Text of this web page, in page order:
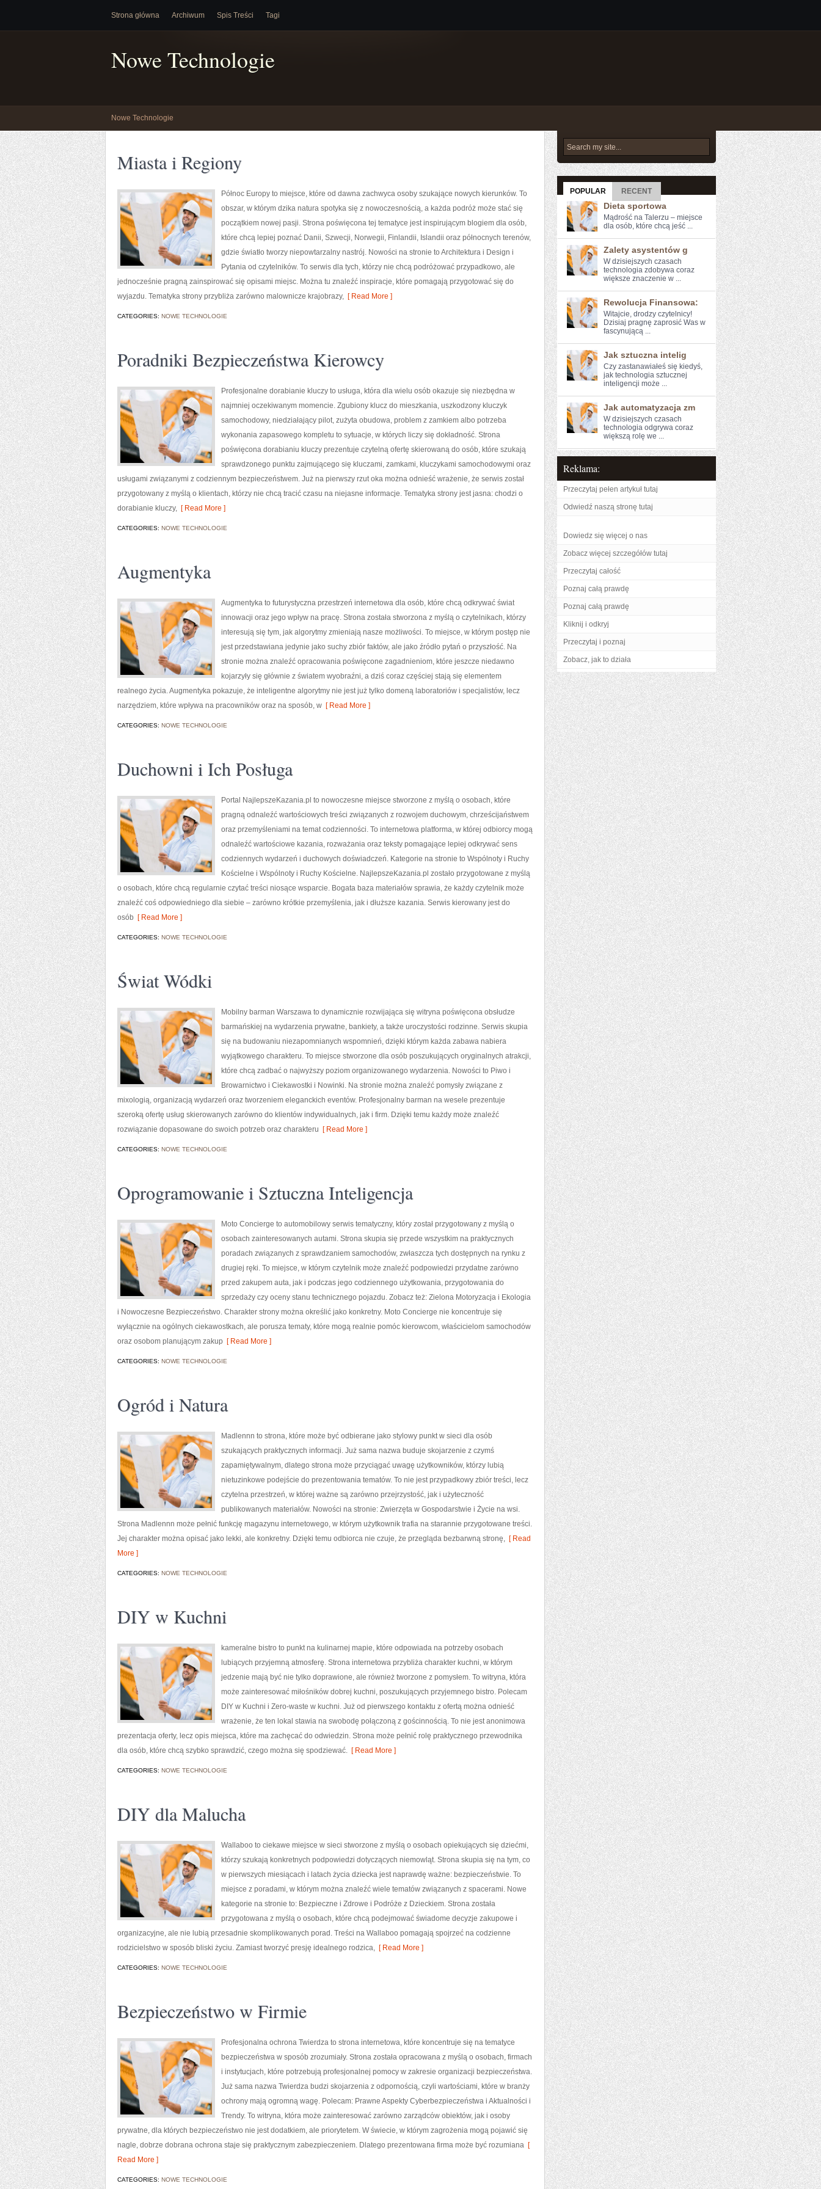
Strona główna Archiwum Spis Treści Tagi
Nowe Technologie
Nowe Technologie
Miasta i Regiony
Północ Europy to miejsce, które od dawna zachwyca osoby szukające nowych kierunków. To
obszar, w którym dzika natura spotyka się z nowoczesnością, a każda podróż może stać się
początkiem nowej pasji. Strona poświęcona tej tematyce jest inspirującym blogiem dla osób,
które chcą lepiej poznać Danii, Szwecji, Norwegii, Finlandii, Islandii oraz północnych terenów,
gdzie światło tworzy niepowtarzalny nastrój. Nowości na stronie to Architektura i Design i
Pytania od czytelników. To serwis dla tych, którzy nie chcą podróżować przypadkowo, ale
jednocześnie pragną zainspirować się opisami miejsc. Można tu znaleźć inspiracje, które pomagają przygotować się do
wyjazdu. Tematyka strony przybliża zarówno malownicze krajobrazy, [ Read More ]
CATEGORIES: NOWE TECHNOLOGIE
Poradniki Bezpieczeństwa Kierowcy
Profesjonalne dorabianie kluczy to usługa, która dla wielu osób okazuje się niezbędna w
najmniej oczekiwanym momencie. Zgubiony klucz do mieszkania, uszkodzony kluczyk
samochodowy, niedziałający pilot, zużyta obudowa, problem z zamkiem albo potrzeba
wykonania zapasowego kompletu to sytuacje, w których liczy się dokładność. Strona
poświęcona dorabianiu kluczy prezentuje czytelną ofertę skierowaną do osób, które szukają
sprawdzonego punktu zajmującego się kluczami, zamkami, kluczykami samochodowymi oraz
usługami związanymi z codziennym bezpieczeństwem. Już na pierwszy rzut oka można odnieść wrażenie, że serwis został
przygotowany z myślą o klientach, którzy nie chcą tracić czasu na niejasne informacje. Tematyka strony jest jasna: chodzi o
dorabianie kluczy, [ Read More ]
CATEGORIES: NOWE TECHNOLOGIE
Augmentyka
Augmentyka to futurystyczna przestrzeń internetowa dla osób, które chcą odkrywać świat
innowacji oraz jego wpływ na pracę. Strona została stworzona z myślą o czytelnikach, którzy
interesują się tym, jak algorytmy zmieniają nasze możliwości. To miejsce, w którym postęp nie
jest przedstawiana jedynie jako suchy zbiór faktów, ale jako źródło pytań o przyszłość. Na
stronie można znaleźć opracowania poświęcone zagadnieniom, które jeszcze niedawno
kojarzyły się głównie z światem wyobraźni, a dziś coraz częściej stają się elementem
realnego życia. Augmentyka pokazuje, że inteligentne algorytmy nie jest już tylko domeną laboratoriów i specjalistów, lecz
narzędziem, które wpływa na pracowników oraz na sposób, w [ Read More ]
CATEGORIES: NOWE TECHNOLOGIE
Duchowni i Ich Posługa
Portal NajlepszeKazania.pl to nowoczesne miejsce stworzone z myślą o osobach, które
pragną odnaleźć wartościowych treści związanych z rozwojem duchowym, chrześcijaństwem
oraz przemyśleniami na temat codzienności. To internetowa platforma, w której odbiorcy mogą
odnaleźć wartościowe kazania, rozważania oraz teksty pomagające lepiej odkrywać sens
codziennych wydarzeń i duchowych doświadczeń. Kategorie na stronie to Wspólnoty i Ruchy
Kościelne i Wspólnoty i Ruchy Kościelne. NajlepszeKazania.pl zostało przygotowane z myślą
o osobach, które chcą regularnie czytać treści niosące wsparcie. Bogata baza materiałów sprawia, że każdy czytelnik może
znaleźć coś odpowiedniego dla siebie – zarówno krótkie przemyślenia, jak i dłuższe kazania. Serwis kierowany jest do
osób [ Read More ]
CATEGORIES: NOWE TECHNOLOGIE
Świat Wódki
Mobilny barman Warszawa to dynamicznie rozwijająca się witryna poświęcona obsłudze
barmańskiej na wydarzenia prywatne, bankiety, a także uroczystości rodzinne. Serwis skupia
się na budowaniu niezapomnianych wspomnień, dzięki którym każda zabawa nabiera
wyjątkowego charakteru. To miejsce stworzone dla osób poszukujących oryginalnych atrakcji,
które chcą zadbać o najwyższy poziom organizowanego wydarzenia. Nowości to Piwo i
Browarnictwo i Ciekawostki i Nowinki. Na stronie można znaleźć pomysły związane z
mixologią, organizacją wydarzeń oraz tworzeniem eleganckich eventów. Profesjonalny barman na wesele prezentuje
szeroką ofertę usług skierowanych zarówno do klientów indywidualnych, jak i firm. Dzięki temu każdy może znaleźć
rozwiązanie dopasowane do swoich potrzeb oraz charakteru [ Read More ]
CATEGORIES: NOWE TECHNOLOGIE
Oprogramowanie i Sztuczna Inteligencja
Moto Concierge to automobilowy serwis tematyczny, który został przygotowany z myślą o
osobach zainteresowanych autami. Strona skupia się przede wszystkim na praktycznych
poradach związanych z sprawdzaniem samochodów, zwłaszcza tych dostępnych na rynku z
drugiej ręki. To miejsce, w którym czytelnik może znaleźć podpowiedzi przydatne zarówno
przed zakupem auta, jak i podczas jego codziennego użytkowania, przygotowania do
sprzedaży czy oceny stanu technicznego pojazdu. Zobacz też: Zielona Motoryzacja i Ekologia
i Nowoczesne Bezpieczeństwo. Charakter strony można określić jako konkretny. Moto Concierge nie koncentruje się
wyłącznie na ogólnych ciekawostkach, ale porusza tematy, które mogą realnie pomóc kierowcom, właścicielom samochodów
oraz osobom planującym zakup [ Read More ]
CATEGORIES: NOWE TECHNOLOGIE
Ogród i Natura
Madlennn to strona, które może być odbierane jako stylowy punkt w sieci dla osób
szukających praktycznych informacji. Już sama nazwa buduje skojarzenie z czymś
zapamiętywalnym, dlatego strona może przyciągać uwagę użytkowników, którzy lubią
nietuzinkowe podejście do prezentowania tematów. To nie jest przypadkowy zbiór treści, lecz
czytelna przestrzeń, w której ważne są zarówno przejrzystość, jak i użyteczność
publikowanych materiałów. Nowości na stronie: Zwierzęta w Gospodarstwie i Życie na wsi.
Strona Madlennn może pełnić funkcję magazynu internetowego, w którym użytkownik trafia na starannie przygotowane treści.
Jej charakter można opisać jako lekki, ale konkretny. Dzięki temu odbiorca nie czuje, że przegląda bezbarwną stronę, [ Read
More ]
CATEGORIES: NOWE TECHNOLOGIE
DIY w Kuchni
kameralne bistro to punkt na kulinarnej mapie, które odpowiada na potrzeby osobach
lubiących przyjemną atmosferę. Strona internetowa przybliża charakter kuchni, w którym
jedzenie mają być nie tylko doprawione, ale również tworzone z pomysłem. To witryna, która
może zainteresować miłośników dobrej kuchni, poszukujących przyjemnego bistro. Polecam
DIY w Kuchni i Zero-waste w kuchni. Już od pierwszego kontaktu z ofertą można odnieść
wrażenie, że ten lokal stawia na swobodę połączoną z gościnnością. To nie jest anonimowa
prezentacja oferty, lecz opis miejsca, które ma zachęcać do odwiedzin. Strona może pełnić rolę praktycznego przewodnika
dla osób, które chcą szybko sprawdzić, czego można się spodziewać. [ Read More ]
CATEGORIES: NOWE TECHNOLOGIE
DIY dla Malucha
Wallaboo to ciekawe miejsce w sieci stworzone z myślą o osobach opiekujących się dziećmi,
którzy szukają konkretnych podpowiedzi dotyczących niemowląt. Strona skupia się na tym, co
w pierwszych miesiącach i latach życia dziecka jest naprawdę ważne: bezpieczeństwie. To
miejsce z poradami, w którym można znaleźć wiele tematów związanych z spacerami. Nowe
kategorie na stronie to: Bezpieczne i Zdrowe i Podróże z Dzieckiem. Strona została
przygotowana z myślą o osobach, które chcą podejmować świadome decyzje zakupowe i
organizacyjne, ale nie lubią przesadnie skomplikowanych porad. Treści na Wallaboo pomagają spojrzeć na codzienne
rodzicielstwo w sposób bliski życiu. Zamiast tworzyć presję idealnego rodzica, [ Read More ]
CATEGORIES: NOWE TECHNOLOGIE
Bezpieczeństwo w Firmie
Profesjonalna ochrona Twierdza to strona internetowa, które koncentruje się na tematyce
bezpieczeństwa w sposób zrozumiały. Strona została opracowana z myślą o osobach, firmach
i instytucjach, które potrzebują profesjonalnej pomocy w zakresie organizacji bezpieczeństwa.
Już sama nazwa Twierdza budzi skojarzenia z odpornością, czyli wartościami, które w branży
ochrony mają ogromną wagę. Polecam: Prawne Aspekty Cyberbezpieczeństwa i Aktualności i
Trendy. To witryna, która może zainteresować zarówno zarządców obiektów, jak i osoby
prywatne, dla których bezpieczeństwo nie jest dodatkiem, ale priorytetem. W świecie, w którym zagrożenia mogą pojawić się
nagle, dobrze dobrana ochrona staje się praktycznym zabezpieczeniem. Dlatego prezentowana firma może być rozumiana [
Read More ]
CATEGORIES: NOWE TECHNOLOGIE
POPULAR RECENT
Dieta sportowa
Mądrość na Talerzu – miejsce
dla osób, które chcą jeść ...
Zalety asystentów g
W⁢ dzisiejszych⁢ czasach
technologia zdobywa coraz
większe znaczenie w ...
Rewolucja Finansowa:
Witajcie, drodzy czytelnicy!
Dzisiaj pragnę zaprosić Was⁢ w
fascynującą ...
Jak sztuczna intelig
Czy zastanawiałeś się kiedyś,
jak technologia sztucznej
inteligencji może ...
Jak automatyzacja zm
W dzisiejszych czasach
technologia odgrywa ⁢coraz
większą rolę we ...
Reklama:
Przeczytaj pełen artykuł tutaj
Odwiedź naszą stronę tutaj
Dowiedz się więcej o nas
Zobacz więcej szczegółów tutaj
Przeczytaj całość
Poznaj całą prawdę
Poznaj całą prawdę
Kliknij i odkryj
Przeczytaj i poznaj
Zobacz, jak to działa